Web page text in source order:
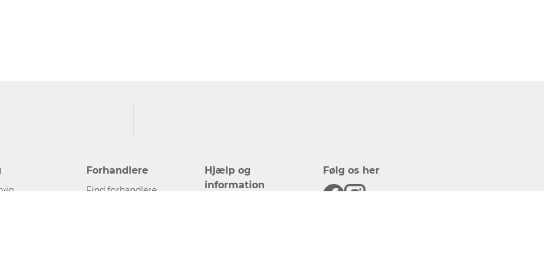
Forhandlere
Find forhandlere
Hjælp og
information
Følg os her